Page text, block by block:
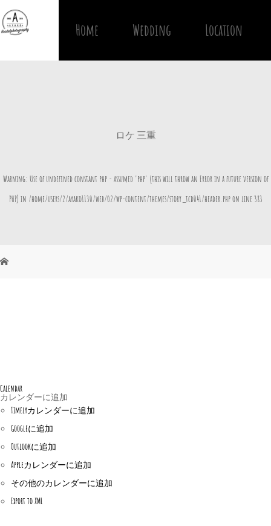
Home Wedding Location
ロケ 三重
Warning: Use of undefined constant php - assumed 'php' (this will throw an Error in a future version of
PHP) in /home/users/2/ayako1130/web/02/wp-content/themes/story_tcd041/header.phpon line 383
Calendar
カレンダーに追加
Timelyカレンダーに追加
Googleに追加
Outlookに追加
Appleカレンダーに追加
その他のカレンダーに追加
Export to XML